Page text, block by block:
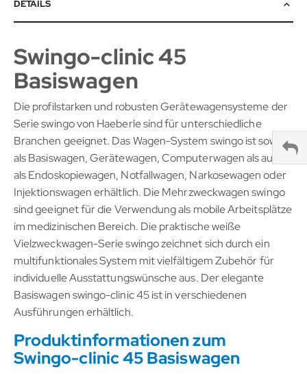
DETAILS
Swingo-clinic 45
Basiswagen
Die profilstarken und robusten Gerätewagensysteme der
Serie swingo von Haeberle sind für unterschiedliche
Branchen geeignet. Das Wagen-System swingo ist sowohl
als Basiswagen, Gerätewagen, Computerwagen als auch
als Endoskopiewagen, Notfallwagen, Narkosewagen oder
Injektionswagen erhältlich. Die Mehrzweckwagen swingo
sind geeignet für die Verwendung als mobile Arbeitsplätze
im medizinischen Bereich. Die praktische weiße
Vielzweckwagen-Serie swingo zeichnet sich durch ein
multifunktionales System mit vielfältigem Zubehör für
individuelle Ausstattungswünsche aus. Der elegante
Basiswagen swingo-clinic 45 ist in verschiedenen
Ausführungen erhältlich.
Produktinformationen zum
Swingo-clinic 45 Basiswagen